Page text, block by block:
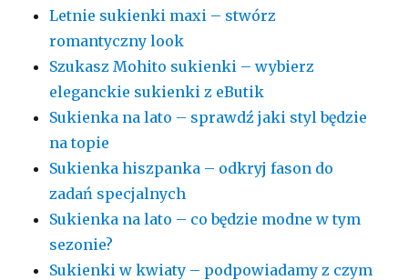
Letnie sukienki maxi – stwórz
romantyczny look
Szukasz Mohito sukienki – wybierz
eleganckie sukienki z eButik
Sukienka na lato – sprawdź jaki styl będzie
na topie
Sukienka hiszpanka – odkryj fason do
zadań specjalnych
Sukienka na lato – co będzie modne w tym
sezonie?
Sukienki w kwiaty – podpowiadamy z czym